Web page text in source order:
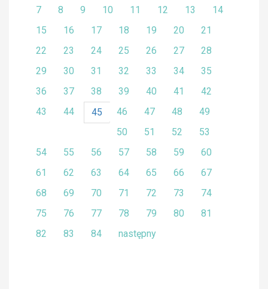
7
8 9 10 11 12 13
14
15
16 17 18 19 20
21
22
23 24 25 26 27
28
29
30 31 32 33 34
35
36
37 38 39 40 41
42
43
44 45 46 47 48
49
50
51 52
53
54
55 56 57 58 59
60
61
62 63 64 65 66
67
68
69 70 71 72 73
74
75
76 77 78 79 80
81
82
83 84 następny